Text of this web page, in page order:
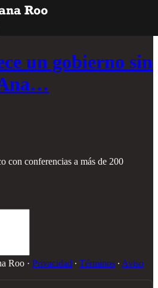
un gobierno sin
con conferencias a más de 200
Roo · Privacidad ∙ Términos ∙ Aviso